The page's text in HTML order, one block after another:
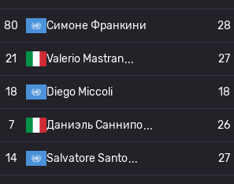
80 Симоне Франкини 28
21 Valerio Mastran 27
18 Diego Miccoli 18
7 Даниэль Саннипо 26
14 Salvatore Santo 27